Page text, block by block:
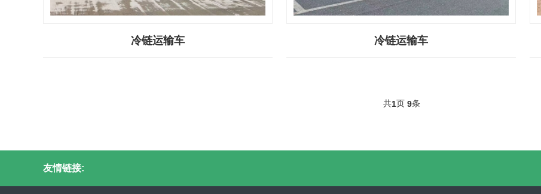
冷链运输车 冷链运输车
共1页 9条
友情链接: